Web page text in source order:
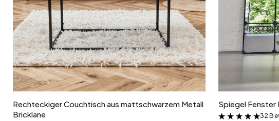
In den Warenkorb
Rechteckiger Couchtisch aus mattschwarzem Metall
Bricklane
Spiegel Fenster
&
32